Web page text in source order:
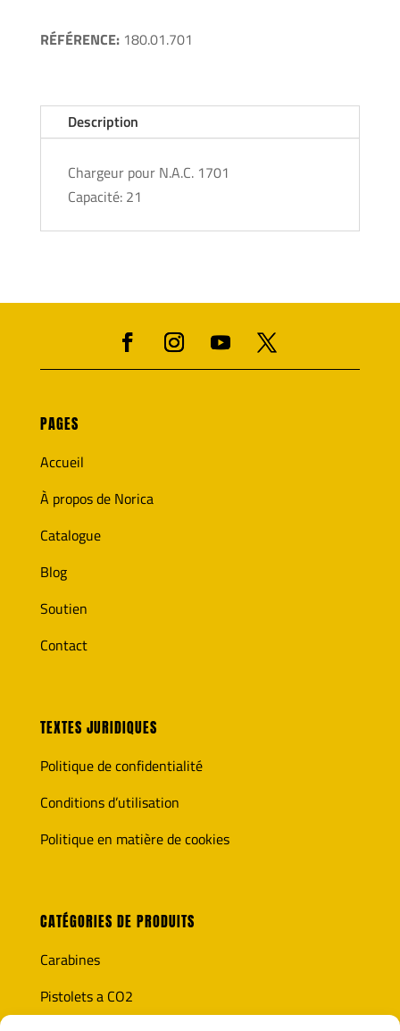
RÉFÉRENCE: 180.01.701
Description
Chargeur pour N.A.C. 1701
Capacité: 21
PAGES
Accueil
À propos de Norica
Catalogue
Blog
Soutien
Contact
TEXTES JURIDIQUES
Politique de confidentialité
Conditions d’utilisation
Politique en matière de cookies
CATÉGORIES DE PRODUITS
Carabines
Pistolets a CO2